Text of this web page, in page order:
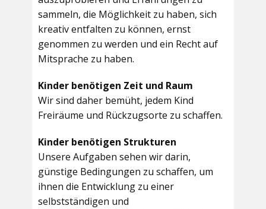
sammeln, die Möglichkeit zu haben, sich
kreativ entfalten zu können, ernst
genommen zu werden und ein Recht auf
Mitsprache zu haben.
Kinder benötigen Zeit und Raum
Wir sind daher bemüht, jedem Kind
Freiräume und Rückzugsorte zu schaffen.
Kinder benötigen Strukturen
Unsere Aufgaben sehen wir darin,
günstige Bedingungen zu schaffen, um
ihnen die Entwicklung zu einer
selbstständigen und